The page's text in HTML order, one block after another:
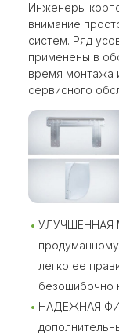
Инженеры
внимание
систем. Ряд
применены в
время монтажа
сервисного
УЛУЧШЕННАЯ
легко ее
безошибочно
НАДЕЖНАЯ